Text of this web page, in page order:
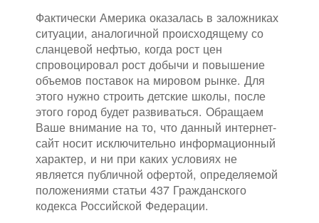
Фактически Америка оказалась в заложниках
ситуации, аналогичной происходящему со
сланцевой нефтью, когда рост цен
спровоцировал рост добычи и повышение
объемов поставок на мировом рынке. Для
этого нужно строить детские школы, после
этого город будет развиваться. Обращаем
Ваше внимание на то, что данный интернет-
сайт носит исключительно информационный
характер, и ни при каких условиях не
является публичной офертой, определяемой
положениями статьи 437 Гражданского
кодекса Российской Федерации.